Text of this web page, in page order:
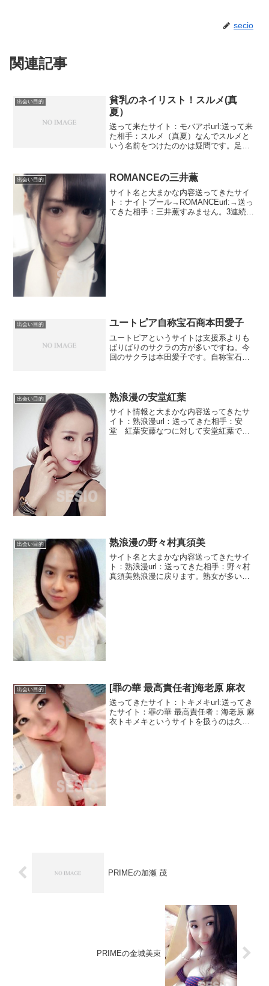
secio
関連記事
出会い目的
貧乳のネイリスト！スルメ(真
夏）
送って来たサイト：モバアポurl:送って来
た相手：スルメ（真夏）なんでスルメと
いう名前をつけたのかは疑問です。足が
てホイホイと行っちゃうわけですから干
物ではなさそうです...
出会い目的 ROMANCEの三井薫
サイト名と大まかな内容送ってきたサイ
ト：ナイトプール→ROMANCEurl:→送っ
てきた相手：三井薫すみません。3連続で
出会い目的 ユートピア自称宝石商本田愛子
ユートピアというサイトは支援系よりも
ばりばりのサクラの方が多いですね。今
回のサクラは本田愛子です。自称宝石商
します。名前：本田愛子年...
出会い目的 熟浪漫の安堂紅葉
サイト情報と大まかな内容送ってきたサ
イト：熟浪漫url：送ってきた相手：安
堂 紅葉安藤なつに対して安堂紅葉で
出会い目的 熟浪漫の野々村真須美
サイト名と大まかな内容送ってきたサイ
ト：熟浪漫url：送ってきた相手：野々村
真須美熟浪漫に戻ります。熟女が多いサ
出会い目的 [罪の華 最高責任者]海老原 麻衣
送ってきたサイト：トキメキurl:送ってき
たサイト：罪の華 最高責任者：海老原 麻
衣トキメキというサイトを扱うのは久々
PRIMEの加瀬 茂
PRIMEの金城美束